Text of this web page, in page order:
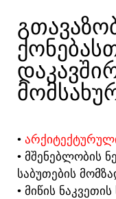
•
• ᲛᲨᲔᲜᲔᲑᲚᲝᲑᲘᲡ
ᲡᲐᲑᲣᲗᲔᲑᲘᲡ
• ᲛᲘᲬᲘᲡ